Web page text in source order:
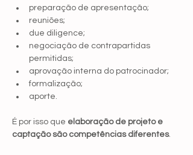
preparação de apresentação;
reuniões;
due diligence;
negociação de contrapartidas
permitidas;
aprovação interna do patrocinador;
formalização;
aporte.
É por isso que elaboração de projeto e
captação são competências diferentes.